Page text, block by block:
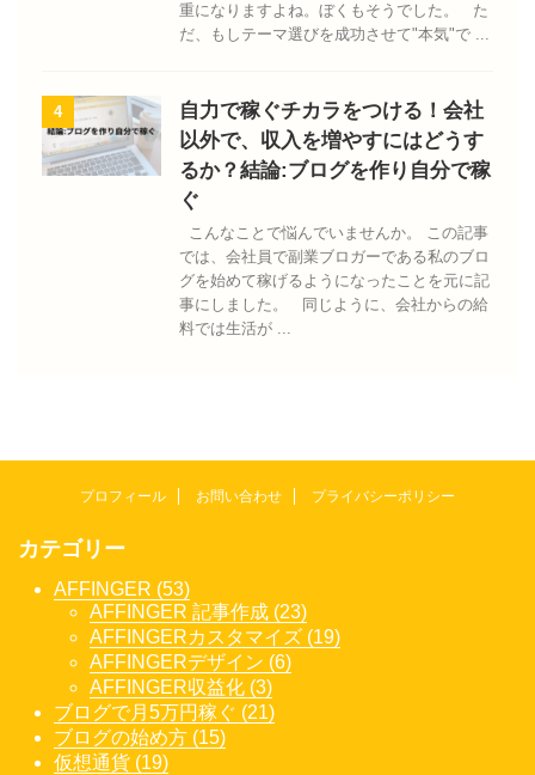
重になりますよね。ぼくもそうでした。 た
だ、もしテーマ選びを成功させて"本気"で ...
4
自力で稼ぐチカラをつける！会社
以外で、収入を増やすにはどうす
るか？結論:ブログを作り自分で稼
ぐ
こんなことで悩んでいませんか。 この記事
では、会社員で副業ブロガーである私のブロ
グを始めて稼げるようになったことを元に記
事にしました。 同じように、会社からの給
料では生活が ...
プロフィール お問い合わせ プライバシーポリシー
カテゴリー
AFFINGER (53)
AFFINGER 記事作成 (23)
AFFINGERカスタマイズ (19)
AFFINGERデザイン (6)
AFFINGER収益化 (3)
ブログで月5万円稼ぐ (21)
ブログの始め方 (15)
仮想通貨 (19)